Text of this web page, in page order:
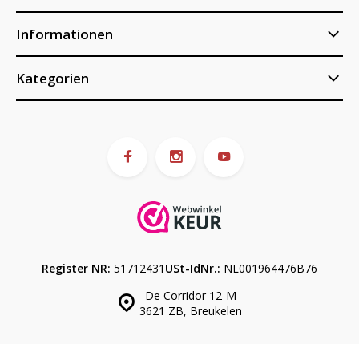
Informationen
Kategorien
De Corridor 12-M
3621 ZB, Breukelen
Register NR: 51712431 USt-IdNr.: NL001964476B76